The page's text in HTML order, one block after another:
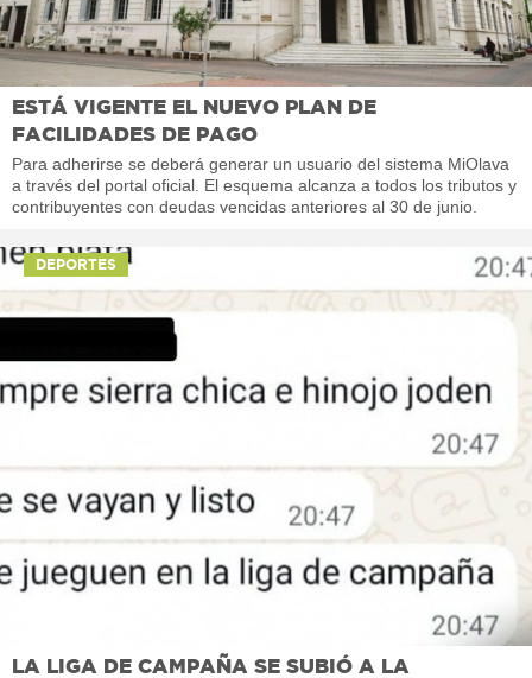
ESTÁ VIGENTE EL NUEVO PLAN DE
FACILIDADES DE PAGO
Para adherirse se deberá generar un usuario del sistema MiOlava
a través del portal oficial. El esquema alcanza a todos los tributos y
contribuyentes con deudas vencidas anteriores al 30 de junio.
DEPORTES
LA LIGA DE CAMPAÑA SE SUBIÓ A LA